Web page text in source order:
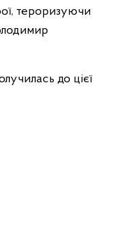
тероризуючи
до цієї